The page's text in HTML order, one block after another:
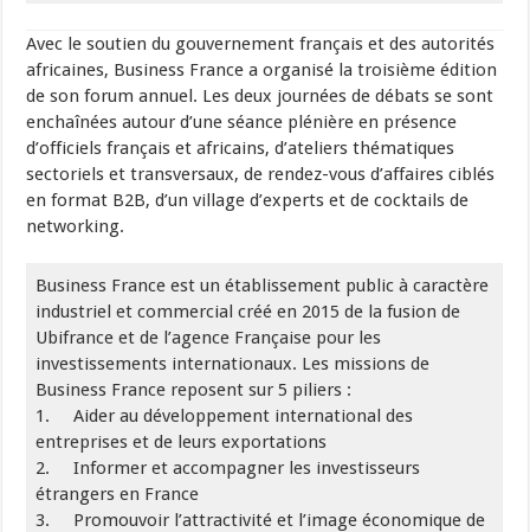
Avec le soutien du gouvernement français et des autorités
africaines, Business France a organisé la troisième édition
de son forum annuel. Les deux journées de débats se sont
enchaînées autour d’une séance plénière en présence
d’officiels français et africains, d’ateliers thématiques
sectoriels et transversaux, de rendez-vous d’affaires ciblés
en format B2B, d’un village d’experts et de cocktails de
networking.
Business France est un établissement public à caractère
industriel et commercial créé en 2015 de la fusion de
Ubifrance et de l’agence Française pour les
investissements internationaux. Les missions de
Business France reposent sur 5 piliers :
1. Aider au développement international des
entreprises et de leurs exportations
2. Informer et accompagner les investisseurs
étrangers en France
3. Promouvoir l’attractivité et l’image économique de